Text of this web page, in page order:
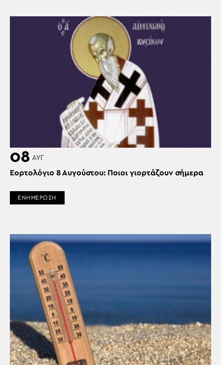
08 ΑΥΓ
Εορτολόγιο 8 Αυγούστου: Ποιοι γιορτάζουν σήμερα
ΕΝΗΜΕΡΩΣΗ